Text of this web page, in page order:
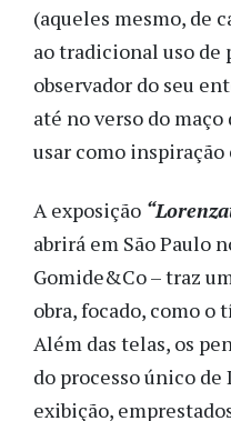
(aqueles mesmo, de
ao tradicional uso de
observador do seu
até no verso do
usar como inspiração
A exposição
abrirá em São Paulo
Gomide&Co – traz
obra, focado, como o
Além das telas, os
do processo único
exibição,